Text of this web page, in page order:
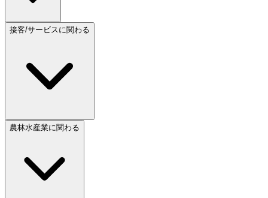
接客/サービスに関わる
農林水産業に関わる